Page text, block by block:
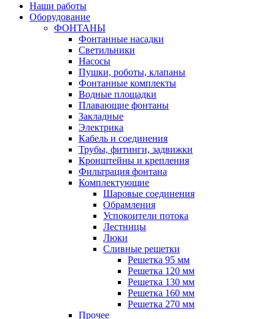
Наши работы
Оборудование
ФОНТАНЫ
Фонтанные насадки
Cветильники
Насосы
Пушки, роботы, клапаны
Фонтанные комплекты
Водные площадки
Плавающие фонтаны
Закладные
Электрика
Кабель и соединения
Трубы, фитинги, задвижки
Кронштейны и крепления
Фильтрация фонтана
Комплектующие
Шаровые соединения
Обрамления
Успокоители потока
Лестницы
Люки
Сливные решетки
Решетка 95 мм
Решетка 120 мм
Решетка 130 мм
Решетка 160 мм
Решетка 270 мм
Прочее